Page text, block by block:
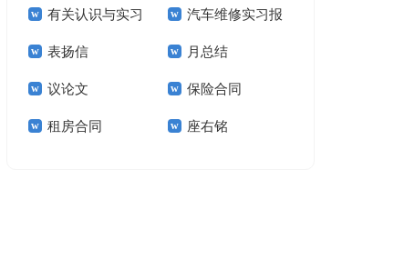
篇 有关认识与实习
报告模板集锦十篇
汽车维修实习报
告(汇编15篇)
表扬信 月总结
议论文 保险合同
租房合同 座右铭